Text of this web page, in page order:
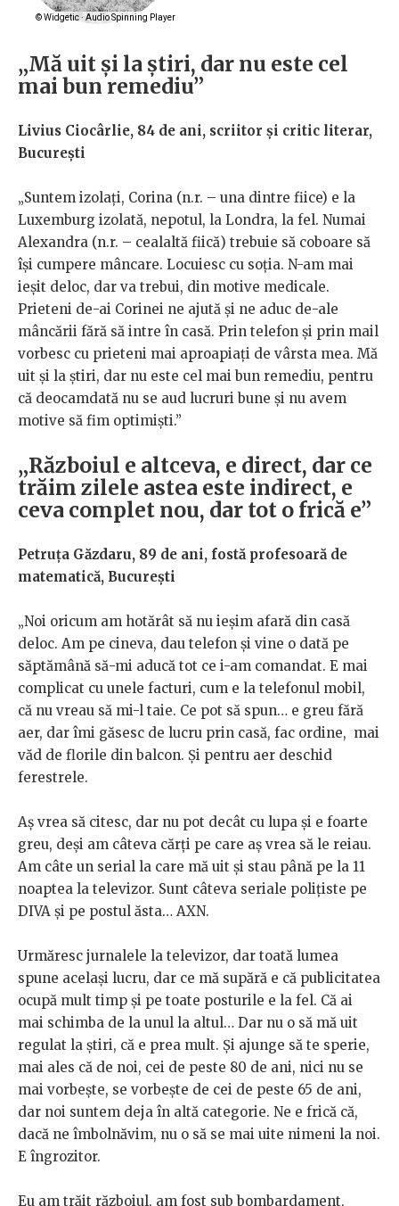
„Mă uit și la știri, dar nu este cel
mai bun remediu”
Livius Ciocârlie, 84 de ani, scriitor și critic literar,
București
„Suntem izolați, Corina (n.r. – una dintre fiice) e la
Luxemburg izolată, nepotul, la Londra, la fel. Numai
Alexandra (n.r. – cealaltă fiică) trebuie să coboare să
își cumpere mâncare. Locuiesc cu soția. N-am mai
ieșit deloc, dar va trebui, din motive medicale.
Prieteni de-ai Corinei ne ajută și ne aduc de-ale
mâncării fără să intre în casă. Prin telefon și prin mail
vorbesc cu prieteni mai aproapiați de vârsta mea. Mă
uit și la știri, dar nu este cel mai bun remediu, pentru
că deocamdată nu se aud lucruri bune și nu avem
motive să fim optimiști.”
„Războiul e altceva, e direct, dar ce
trăim zilele astea este indirect, e
ceva complet nou, dar tot o frică e”
Petruța Găzdaru, 89 de ani, fostă profesoară de
matematică, București
„Noi oricum am hotărât să nu ieșim afară din casă
deloc. Am pe cineva, dau telefon și vine o dată pe
săptămână să-mi aducă tot ce i-am comandat. E mai
complicat cu unele facturi, cum e la telefonul mobil,
că nu vreau să mi-l taie. Ce pot să spun… e greu fără
aer, dar îmi găsesc de lucru prin casă, fac ordine, mai
văd de florile din balcon. Și pentru aer deschid
ferestrele.
Aș vrea să citesc, dar nu pot decât cu lupa și e foarte
greu, deși am câteva cărți pe care aș vrea să le reiau.
Am câte un serial la care mă uit și stau până pe la 11
noaptea la televizor. Sunt câteva seriale polițiste pe
DIVA și pe postul ăsta… AXN.
Urmăresc jurnalele la televizor, dar toată lumea
spune același lucru, dar ce mă supără e că publicitatea
ocupă mult timp și pe toate posturile e la fel. Că ai
mai schimba de la unul la altul… Dar nu o să mă uit
regulat la știri, că e prea mult. Și ajunge să te sperie,
mai ales că de noi, cei de peste 80 de ani, nici nu se
mai vorbește, se vorbește de cei de peste 65 de ani,
dar noi suntem deja în altă categorie. Ne e frică că,
dacă ne îmbolnăvim, nu o să se mai uite nimeni la noi.
E îngrozitor.
Eu am trăit războiul, am fost sub bombardament,